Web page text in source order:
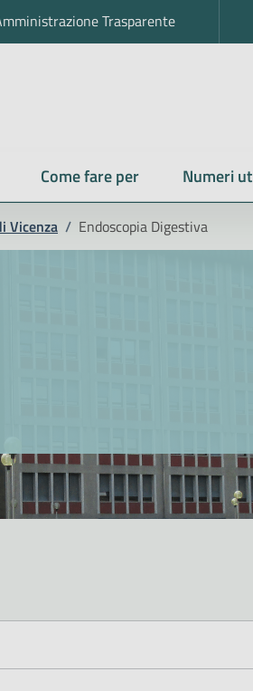
Trasparente
Come fare per Numeri
Vicenza / Endoscopia Digestiva